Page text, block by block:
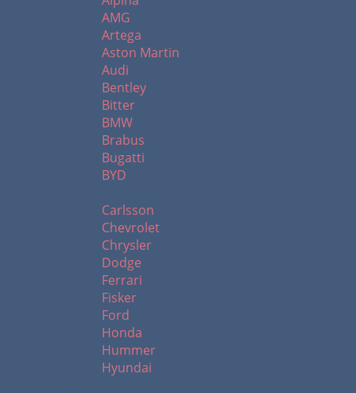
AMG
Artega
Aston Martin
Audi
Bentley
Bitter
BMW
Brabus
Bugatti
BYD
Carlsson
Chevrolet
Chrysler
Dodge
Ferrari
Fisker
Ford
Honda
Hummer
Hyundai